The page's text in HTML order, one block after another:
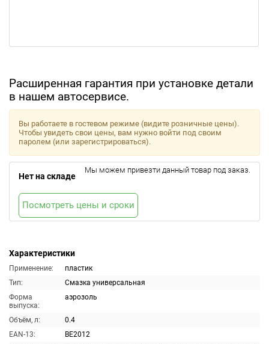
Расширенная гарантия при установке детали
в нашем автосервисе.
Характеристики
Применение:
пластик
Тип:
Смазка универсальная
Форма
выпуска:
аэрозоль
Объём, л:
0.4
EAN-13:
BE2012
Вы работаете в гостевом режиме (видите розничные цены).
Чтобы увидеть свои цены, вам нужно войти под своим
паролем (или зарегистрироваться).
Нет на складе
Мы можем привезти данный товар под заказ.
Посмотреть цены и сроки